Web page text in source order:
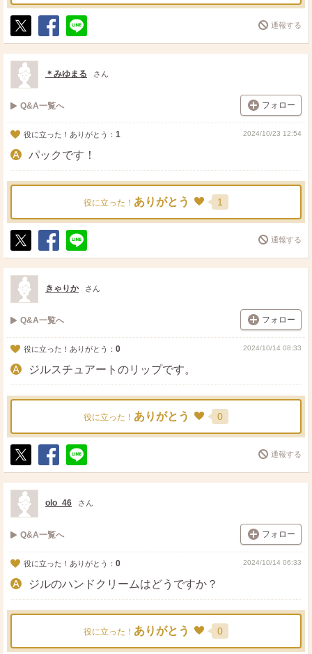
ポ
ス
ト
シ
ェ
送
る
通報する
＊みゆまる さん
Q&A一覧へ フォロー
役に立った！ありがとう： 1 2024/10/23 12:54
パックです！
役に立った！ ありがとう 1
ポ
ス
ト
シ
ェ
送
る
通報する
きゃりか さん
Q&A一覧へ フォロー
役に立った！ありがとう： 0 2024/10/14 08:33
ジルスチュアートのリップです。
役に立った！ ありがとう 0
ポ
ス
ト
シ
ェ
送
る
通報する
olo_46 さん
Q&A一覧へ フォロー
役に立った！ありがとう： 0 2024/10/14 06:33
ジルのハンドクリームはどうですか？
役に立った！ ありがとう 0